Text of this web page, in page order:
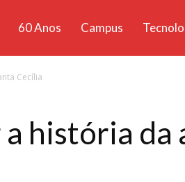
60 Anos Campus
Cecília
história da